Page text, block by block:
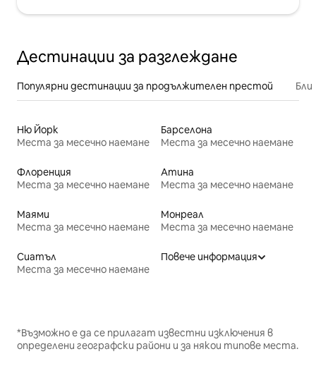
Дестинации за разглеждане
Популярни дестинации за продължителен престой
Ню Йорк
Места за месечно наемане
Барселона
Места за месечно наемане
Флоренция
Места за месечно наемане
Атина
Места за месечно наемане
Маями
Места за месечно наемане
Монреал
Места за месечно наемане
Сиатъл
Места за месечно наемане
Повече информация
*Възможно е да се прилагат известни изключения в
определени географски райони и за някои типове места.